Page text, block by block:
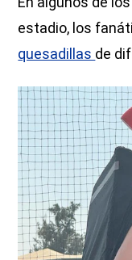
estadio, los
quesadillas de